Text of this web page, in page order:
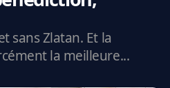
sans Zlatan. Et la
la meilleure...